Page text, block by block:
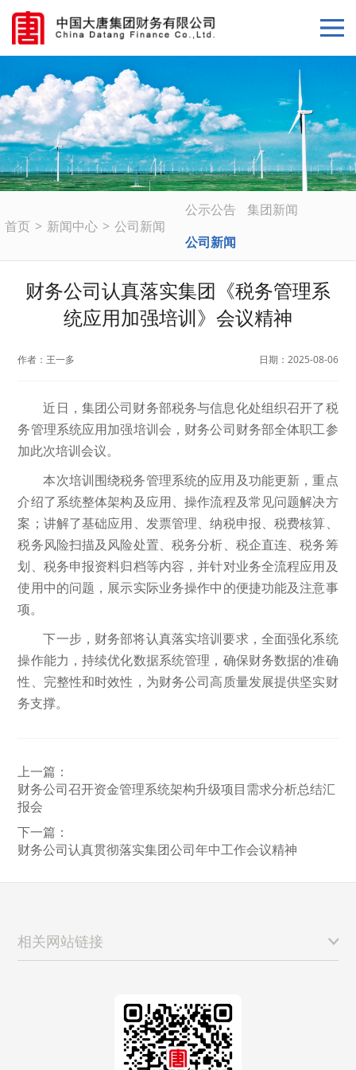
首页 > 新闻中心 > 公司新闻
公示公告
集团新闻
公司新闻
财务公司认真落实集团《税务管理系
统应用加强培训》会议精神
作者： 王一多 日期： 2025-08-06
近日，集团公司财务部税务与信息化处组织召开了税
务管理系统应用加强培训会，财务公司财务部全体职工参
加此次培训会议。
本次培训围绕税务管理系统的应用及功能更新，重点
介绍了系统整体架构及应用、操作流程及常见问题解决方
案；讲解了基础应用、发票管理、纳税申报、税费核算、
税务风险扫描及风险处置、税务分析、税企直连、税务筹
划、税务申报资料归档等内容，并针对业务全流程应用及
使用中的问题，展示实际业务操作中的便捷功能及注意事
项。
下一步，财务部将认真落实培训要求，全面强化系统
操作能力，持续优化数据系统管理，确保财务数据的准确
性、完整性和时效性，为财务公司高质量发展提供坚实财
务支撑。
上一篇：
财务公司召开资金管理系统架构升级项目需求分析总结汇
报会
下一篇：
财务公司认真贯彻落实集团公司年中工作会议精神